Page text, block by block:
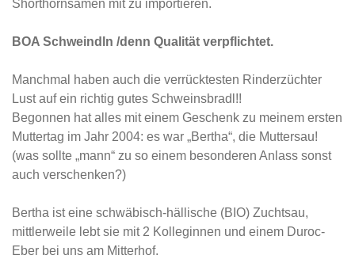
Shorthornsamen mit zu importieren.
BOA Schweindln /denn Qualität verpflichtet.
Manchmal haben auch die verrücktesten Rinderzüchter
Lust auf ein richtig gutes Schweinsbradl!!
Begonnen hat alles mit einem Geschenk zu meinem ersten
Muttertag im Jahr 2004: es war „Bertha“, die Muttersau!
(was sollte „mann“ zu so einem besonderen Anlass sonst
auch verschenken?)
Bertha ist eine schwäbisch-hällische (BIO) Zuchtsau,
mittlerweile lebt sie mit 2 Kolleginnen und einem Duroc-
Eber bei uns am Mitterhof.